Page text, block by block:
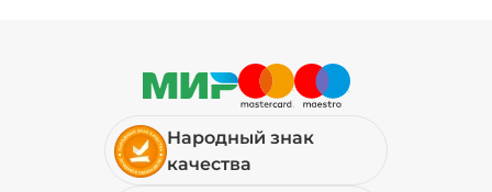
Народный знак
качества